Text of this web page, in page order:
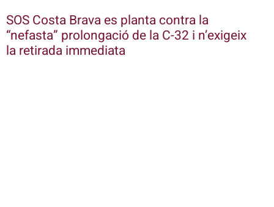
SOS Costa Brava es planta contra la
“nefasta” prolongació de la C-32 i n’exigeix
la retirada immediata